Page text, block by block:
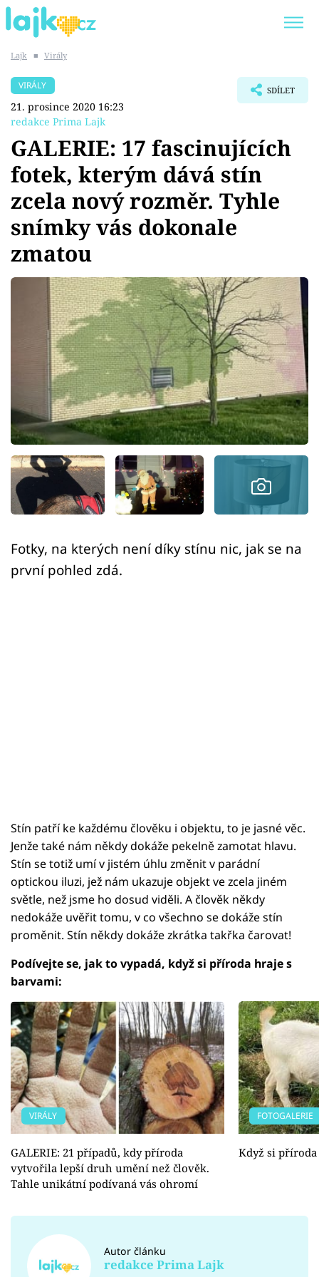
SHOPAHOLICADEL
Témata
Showbyznys
Youtubeři
Virály
Sex a vztahy
Videa
Sledujte prima+
Přihlášení
Sledujte nás
Lajk ■ Virály
VIRÁLY
21. prosince 2020 16:23
redakce Prima Lajk
SDÍLET
GALERIE: 17 fascinujících
fotek, kterým dává stín
zcela nový rozměr. Tyhle
snímky vás dokonale
zmatou
Fotky, na kterých není díky stínu nic, jak se na
první pohled zdá.
Stín patří ke každému člověku i objektu, to je jasné věc.
Jenže také nám někdy dokáže pekelně zamotat hlavu.
Stín se totiž umí v jistém úhlu změnit v parádní
optickou iluzi, jež nám ukazuje objekt ve zcela jiném
světle, než jsme ho dosud viděli. A člověk někdy
nedokáže uvěřit tomu, v co všechno se dokáže stín
proměnit. Stín někdy dokáže zkrátka takřka čarovat!
Podívejte se, jak to vypadá, když si příroda hraje s
barvami:
VIRÁLY
GALERIE: 21 případů, kdy příroda
vytvořila lepší druh umění než člověk.
Tahle unikátní podívaná vás ohromí
FOTOGALERIE
Když si
Autor článku
redakce Prima Lajk